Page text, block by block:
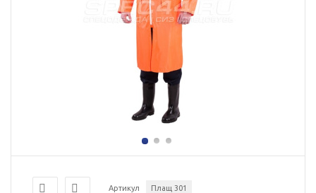
Артикул Плащ 301